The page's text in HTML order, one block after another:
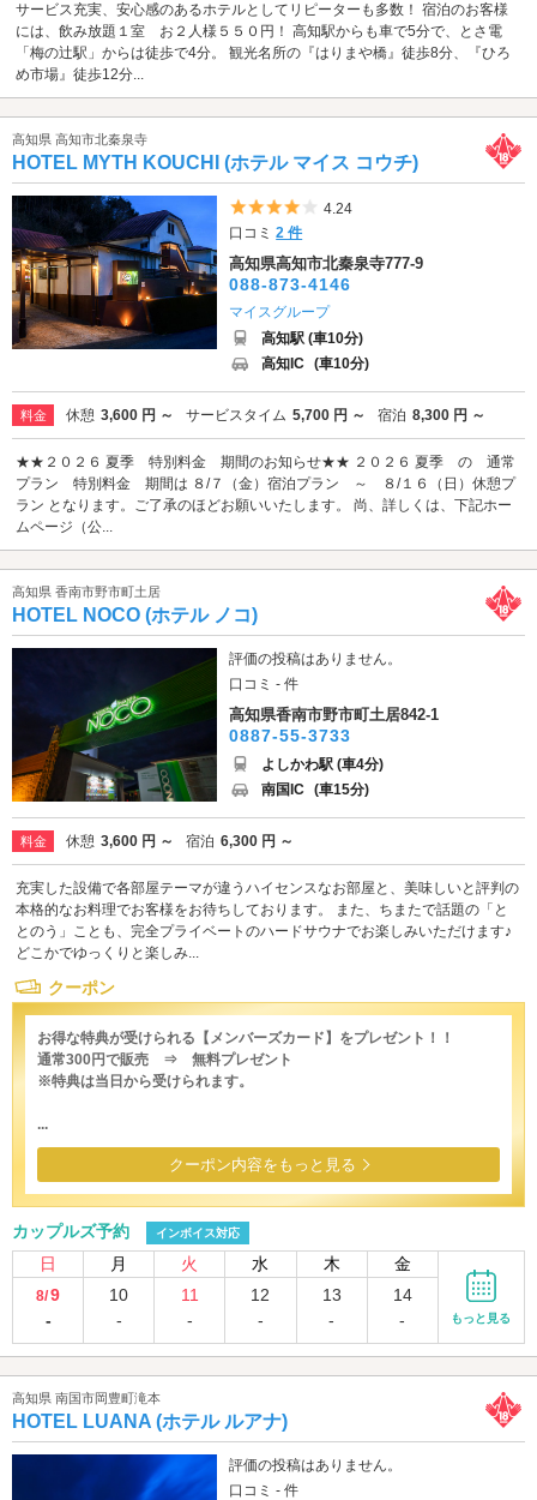
サービス充実、安心感のあるホテルとしてリピーターも多数！ 宿泊のお客様
には、飲み放題１室 お２人様５５０円！ 高知駅からも車で5分で、とさ電
「梅の辻駅」からは徒歩で4分。 観光名所の『はりまや橋』徒歩8分、『ひろ
め市場』徒歩12分...
高知県 高知市北秦泉寺
HOTEL MYTH KOUCHI (ホテル マイス コウチ)
5つ星のうち4
4.24
口コミ2 件
高知県高知市北秦泉寺777-9
088-873-4146
マイスグループ
高知駅 (車10分)
高知IC (車10分)
料金 休憩 3,600 円 ～ サービスタイム 5,700 円 ～ 宿泊 8,300 円 ～
★★２０２６ 夏季 特別料金 期間のお知らせ★★ ２０２６ 夏季 の 通常
プラン 特別料金 期間は ８/７（金）宿泊プラン ～ ８/１６（日）休憩プ
ラン となります。ご了承のほどお願いいたします。 尚、詳しくは、下記ホー
ムページ（公...
高知県 香南市野市町土居
HOTEL NOCO (ホテル ノコ)
評価の投稿はありません。
口コミ - 件
高知県香南市野市町土居842-1
0887-55-3733
よしかわ駅 (車4分)
南国IC (車15分)
料金 休憩 3,600 円 ～ 宿泊 6,300 円 ～
充実した設備で各部屋テーマが違うハイセンスなお部屋と、美味しいと評判の
本格的なお料理でお客様をお待ちしております。 また、ちまたで話題の「と
とのう」ことも、完全プライベートのハードサウナでお楽しみいただけます♪
どこかでゆっくりと楽しみ...
クーポン
お得な特典が受けられる【メンバーズカード】をプレゼント！！
通常300円で販売 ⇒ 無料プレゼント
※特典は当日から受けられます。
...
クーポン内容をもっと見る
カップルズ予約 インボイス対応
日 月 火 水 木 金
8/9
-
10
-
11
-
12
-
13
-
14
-
もっと見る
高知県 南国市岡豊町滝本
HOTEL LUANA (ホテル ルアナ)
評価の投稿はありません。
口コミ - 件